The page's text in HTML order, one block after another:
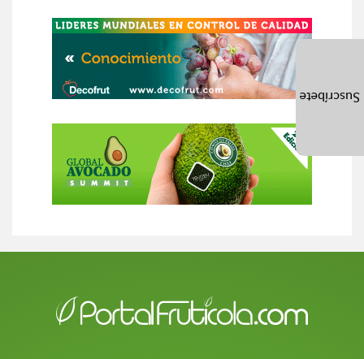
Suscríbete